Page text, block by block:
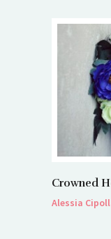
Crowned
Alessia